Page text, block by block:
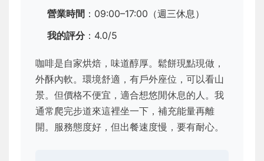
營業時間 ：09:00–17:00（週三休息）
我的評分：4.0/5
咖啡是自家烘焙，味道醇厚。鬆餅現點現做，
外酥內軟。環境舒適，有戶外座位，可以看山
景。但價格不便宜，適合想悠閒休息的人。我
通常爬完步道來這裡坐一下，補充能量再離
開。服務態度好，但出餐速度慢，要有耐心。